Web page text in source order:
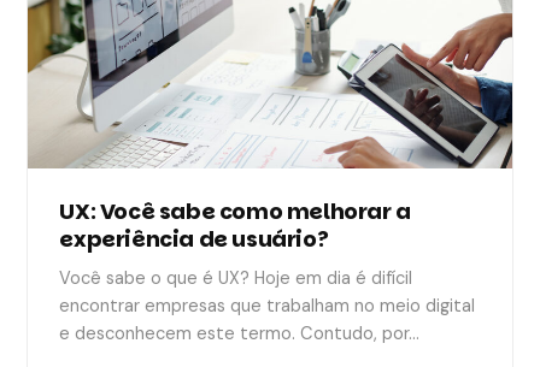
UX: Você sabe como melhorar a
experiência de usuário?
Você sabe o que é UX? Hoje em dia é difícil
encontrar empresas que trabalham no meio digital
e desconhecem este termo. Contudo, por…